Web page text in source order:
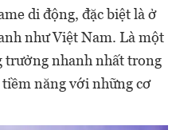
di động, đặc biệt là ở
như Việt Nam. Là một
nhanh nhất trong
năng với những cơ